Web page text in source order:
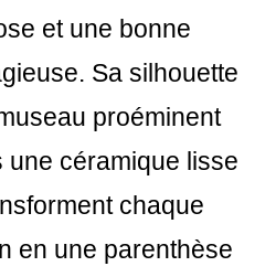
et une bonne
Sa silhouette
proéminent
une céramique lisse
chaque
en une parenthèse